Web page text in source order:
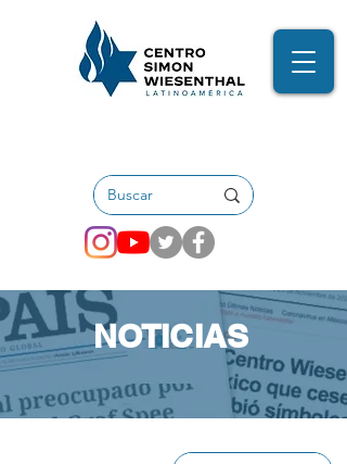
NOTICIAS